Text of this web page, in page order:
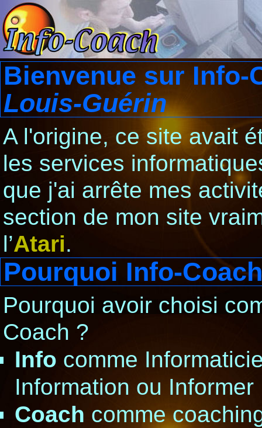
Bienvenue sur
Louis-Guérin
A l'origine, ce site avait
les services
que j'ai arrête mes
section de mon site
l’Atari.
Pourquoi Info-
Pourquoi avoir choisi
Coach ?
Info comme
Information ou Informer
Coach comme